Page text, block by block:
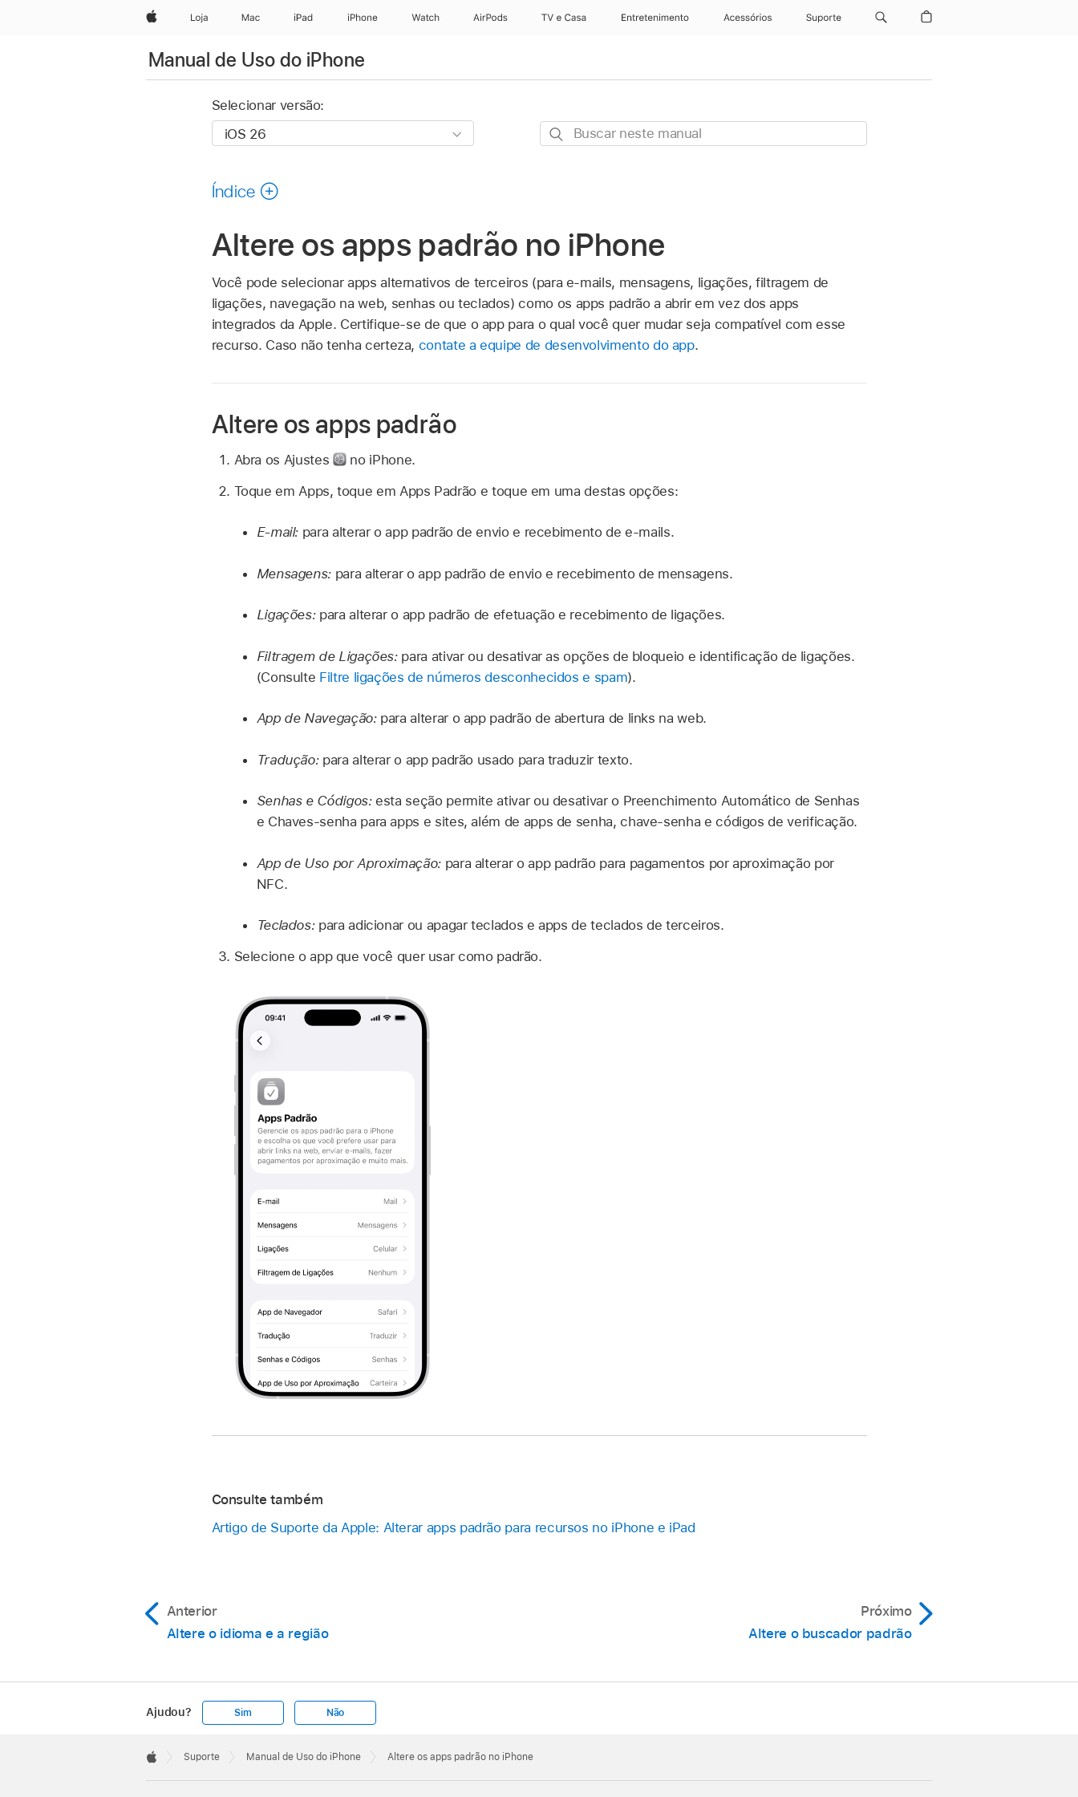
AppleLoja Mac iPad iPhone Apple Watch AirPods TV e Casa Entretenimento Acessórios Suporte
Manual de Uso do iPhone
Selecionar versão:
Buscar
Índice
Altere os apps padrão no iPhone
Você pode selecionar apps alternativos de terceiros (para e‑mails, mensagens, ligações, filtragem de
ligações, navegação na web, senhas ou teclados) como os apps padrão a abrir em vez dos apps
integrados da Apple. Certifique‑se de que o app para o qual você quer mudar seja compatível com esse
recurso. Caso não tenha certeza, contate a equipe de desenvolvimento do app.
Altere os apps padrão
Abra os Ajustes
no iPhone.
Toque em Apps, toque em Apps Padrão e toque em uma destas opções:
E-mail: para alterar o app padrão de envio e recebimento de e‑mails.
Mensagens: para alterar o app padrão de envio e recebimento de mensagens.
Ligações: para alterar o app padrão de efetuação e recebimento de ligações.
Filtragem de Ligações: para ativar ou desativar as opções de bloqueio e identificação de ligações.
(Consulte Filtre ligações de números desconhecidos e spam).
App de Navegação: para alterar o app padrão de abertura de links na web.
Tradução: para alterar o app padrão usado para traduzir texto.
Senhas e Códigos: esta seção permite ativar ou desativar o Preenchimento Automático de Senhas
e Chaves‑senha para apps e sites, além de apps de senha, chave‑senha e códigos de verificação.
App de Uso por Aproximação: para alterar o app padrão para pagamentos por aproximação por
NFC.
Teclados: para adicionar ou apagar teclados e apps de teclados de terceiros.
Selecione o app que você quer usar como padrão.
Consulte também
Artigo de Suporte da Apple: Alterar apps padrão para recursos no iPhone e iPad
Anterior
Altere o idioma e a região
Próximo
Altere o buscador padrão
Ajudou? Sim Não
Footer

Suporte Manual de Uso do iPhone Altere os apps padrão no iPhone